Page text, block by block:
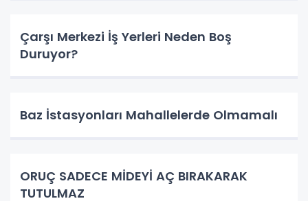
Çarşı Merkezi İş Yerleri Neden Boş
Duruyor?
Baz İstasyonları Mahallelerde Olmamalı
ORUÇ SADECE MİDEYİ AÇ BIRAKARAK
TUTULMAZ